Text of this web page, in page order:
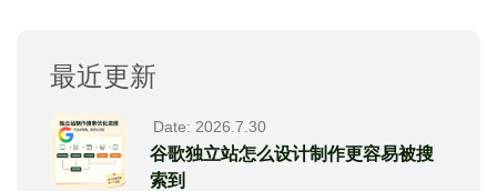
最近更新
Date: 2026.7.30
谷歌独立站怎么设计制作更容易被搜
索到